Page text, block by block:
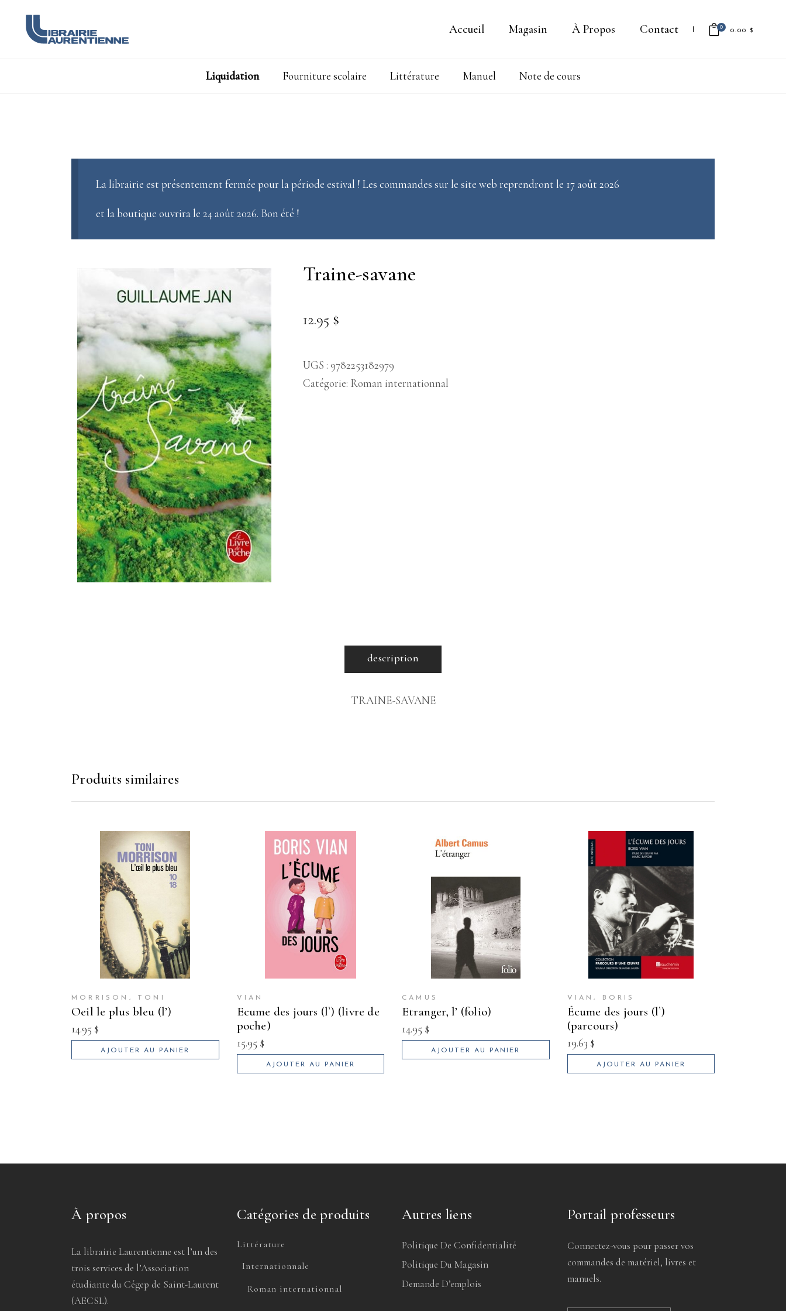
Accueil Magasin À Propos Contact 0 0.00 $
Liquidation Fourniture scolaire Littérature Manuel Note de cours
La librairie est présentement fermée pour la période estival ! Les commandes sur le site web reprendront le 17 août 2026
et la boutique ouvrira le 24 août 2026. Bon été !
traine-savane
12.95 $
UGS : 9782253182979
Catégorie: Roman internationnal
description
TRAINE-SAVANE
Produits similaires
MORRISON, TONI
oeil le plus bleu (l’)
14.95 $
AJOUTER AU PANIER
VIAN
ecume des jours (l`) (livre de
poche)
15.95 $
AJOUTER AU PANIER
CAMUS
etranger, l’ (folio)
14.95 $
AJOUTER AU PANIER
VIAN, BORIS
écume des jours (l`)
(parcours)
19.63 $
AJOUTER AU PANIER
À propos
La librairie Laurentienne est l’un des
trois services de l’Association
étudiante du Cégep de Saint-Laurent
(AECSL).
Catégories de produits
Littérature
Internationnale
Roman internationnal
Autres liens
Politique De Confidentialité
Politique Du Magasin
Demande D’emplois
Portail professeurs
Connectez-vous pour passer vos
commandes de matériel, livres et
manuels.